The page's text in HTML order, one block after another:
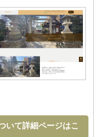
いて詳細ページはこ